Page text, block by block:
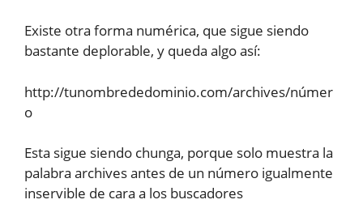
Existe otra forma numérica, que sigue siendo
bastante deplorable, y queda algo así:
http://tunombrededominio.com/archives/númer
o
Esta sigue siendo chunga, porque solo muestra la
palabra archives antes de un número igualmente
inservible de cara a los buscadores